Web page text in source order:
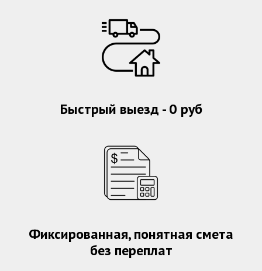
Быстрый выезд - 0 руб
Фиксированная, понятная смета
без переплат